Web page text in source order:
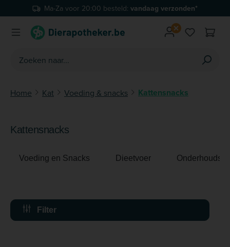
Ga naar de hoofdinhoudGratisverzending vanaf €59
Je hebt
Home Kat Voeding & snacks Kattensnacks
Kattensnacks
Voeding en Snacks Dieetvoer
Filter